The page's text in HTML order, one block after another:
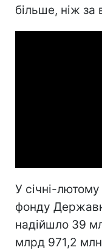
більше, ніж за
У січні-
фонду
надійшло 39
млрд 971,2